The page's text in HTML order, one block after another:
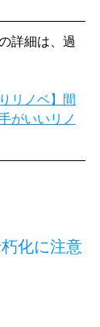
詳細は、過
リノベ】間
がいいリノ
化に注意